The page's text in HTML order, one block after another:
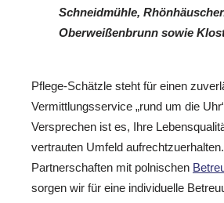
Schneidmühle,
Oberweißenbrunn sowie
Pflege-Schätzle steht für einen
Vermittlungsservice „rund um die
Versprechen ist es, Ihre
vertrauten Umfeld
Partnerschaften mit polnischen
sorgen wir für eine individuelle